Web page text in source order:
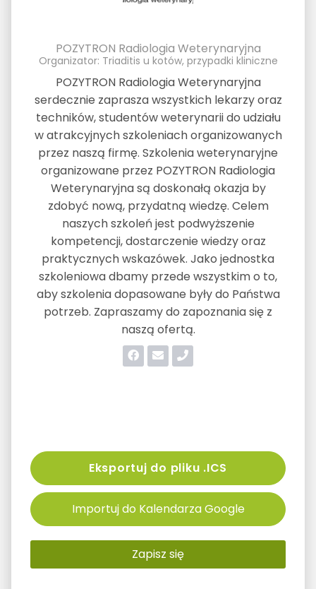
POZYTRON Radiologia Weterynaryjna
Organizator: Triaditis u kotów, przypadki kliniczne
POZYTRON Radiologia Weterynaryjna
serdecznie zaprasza wszystkich lekarzy oraz
techników, studentów weterynarii do udziału
w atrakcyjnych szkoleniach organizowanych
przez naszą firmę. Szkolenia weterynaryjne
organizowane przez POZYTRON Radiologia
Weterynaryjna są doskonałą okazja by
zdobyć nową, przydatną wiedzę. Celem
naszych szkoleń jest podwyższenie
kompetencji, dostarczenie wiedzy oraz
praktycznych wskazówek. Jako jednostka
szkoleniowa dbamy przede wszystkim o to,
aby szkolenia dopasowane były do Państwa
potrzeb. Zapraszamy do zapoznania się z
naszą ofertą.
Eksportuj do pliku .ICS
Importuj do Kalendarza Google
Zapisz się